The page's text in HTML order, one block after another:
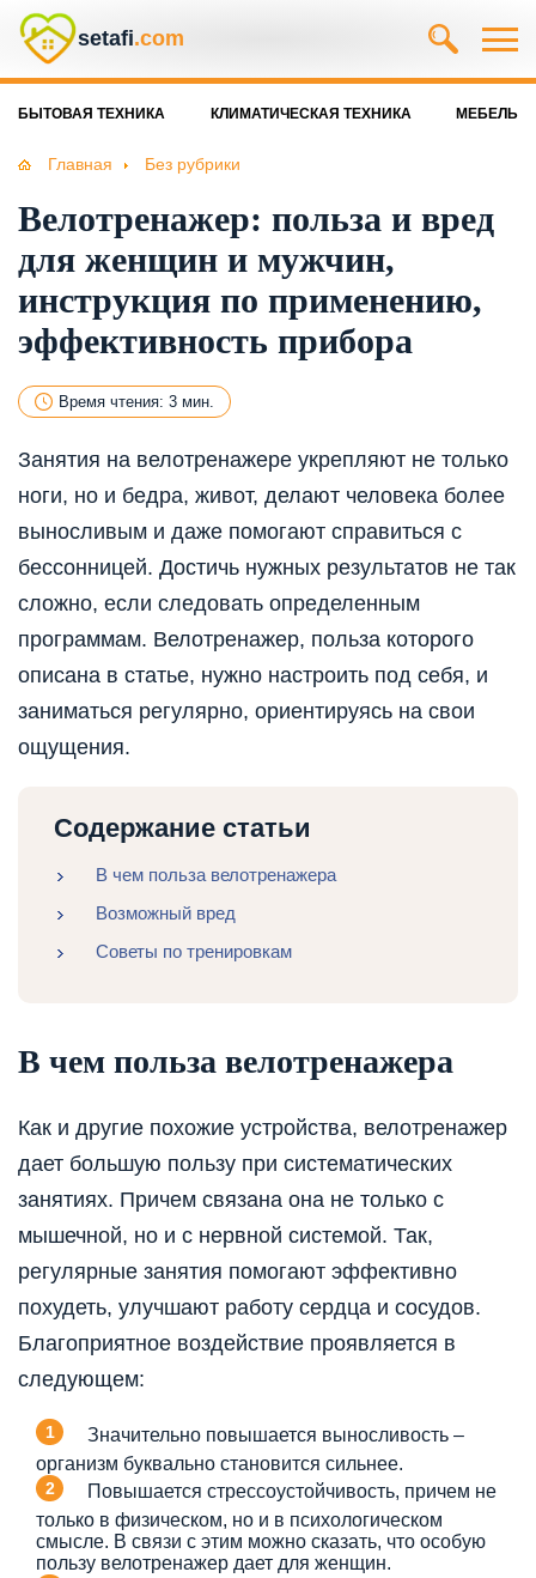
setafi.com
БЫТОВАЯ ТЕХНИКА КЛИМАТИЧЕСКАЯ ТЕХНИКА МЕБЕЛЬ
Главная Без рубрики
Велотренажер: польза и вред
для женщин и мужчин,
инструкция по применению,
эффективность прибора
Время чтения: 3 мин.
Занятия на велотренажере укрепляют не только
ноги, но и бедра, живот, делают человека более
выносливым и даже помогают справиться с
бессонницей. Достичь нужных результатов не так
сложно, если следовать определенным
программам. Велотренажер, польза которого
описана в статье, нужно настроить под себя, и
заниматься регулярно, ориентируясь на свои
ощущения.
Содержание статьи
В чем польза велотренажера
Возможный вред
Советы по тренировкам
В чем польза велотренажера
Как и другие похожие устройства, велотренажер
дает большую пользу при систематических
занятиях. Причем связана она не только с
мышечной, но и с нервной системой. Так,
регулярные занятия помогают эффективно
похудеть, улучшают работу сердца и сосудов.
Благоприятное воздействие проявляется в
следующем:
Значительно повышается выносливость –
организм буквально становится сильнее.
Повышается стрессоустойчивость, причем не
только в физическом, но и в психологическом
смысле. В связи с этим можно сказать, что особую
пользу велотренажер дает для женщин.